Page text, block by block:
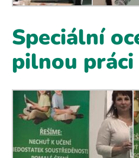
Speciální
pilnou práci